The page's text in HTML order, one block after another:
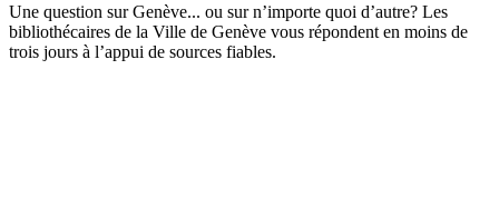
Une question sur Genève... ou sur n’importe quoi d’autre? Les
bibliothécaires de la Ville de Genève vous répondent en moins de
trois jours à l’appui de sources fiables.